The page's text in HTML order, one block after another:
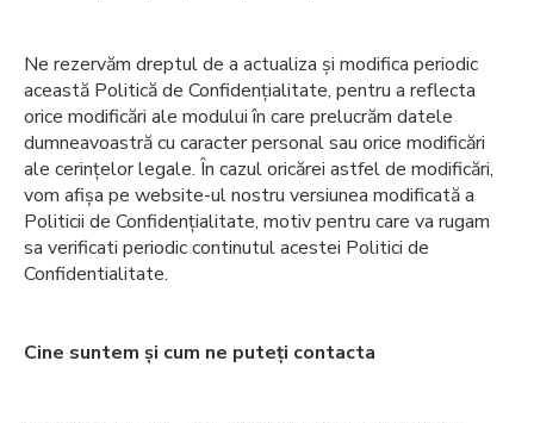
Ne rezervăm dreptul de a actualiza și modifica periodic
această Politică de Confidențialitate, pentru a reflecta
orice modificări ale modului în care prelucrăm datele
dumneavoastră cu caracter personal sau orice modificări
ale cerințelor legale. În cazul oricărei astfel de modificări,
vom afișa pe website-ul nostru versiunea modificată a
Politicii de Confidențialitate, motiv pentru care va rugam
sa verificati periodic continutul acestei Politici de
Confidentialitate.
Cine suntem și cum ne puteți contacta